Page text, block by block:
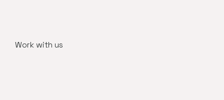
Work with us